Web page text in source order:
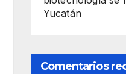
Yucatán
Comentarios